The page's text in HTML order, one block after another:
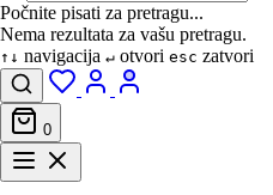
Počnite pisati za pretragu...
Nema rezultata za vašu pretragu.
↑↓ navigacija ↵ otvori esc zatvori
0